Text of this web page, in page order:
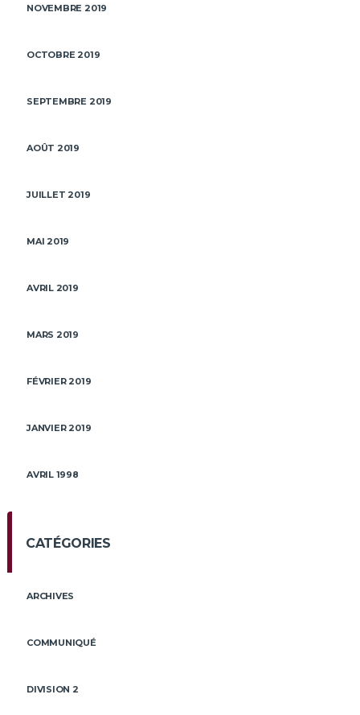
NOVEMBRE 2019
OCTOBRE 2019
SEPTEMBRE 2019
AOÛT 2019
JUILLET 2019
MAI 2019
AVRIL 2019
MARS 2019
FÉVRIER 2019
JANVIER 2019
AVRIL 1998
CATÉGORIES
ARCHIVES
COMMUNIQUÉ
DIVISION 2